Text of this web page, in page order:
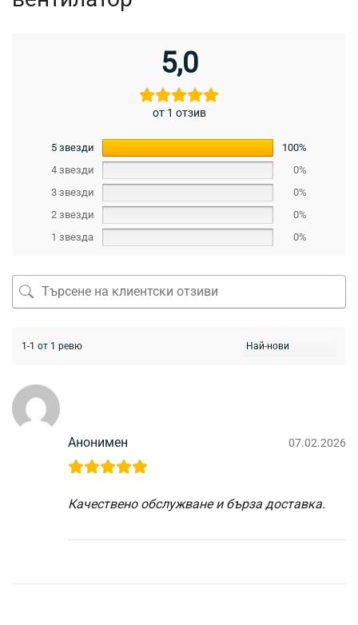
5,0
от 1 отзив
5 звезди
100%
4 звезди
0%
3 звезди
0%
2 звезди
0%
1 звезда
0%
1-1 от 1 ревю
Анонимен 07.02.2026
Качествено обслужване и бърза доставка.